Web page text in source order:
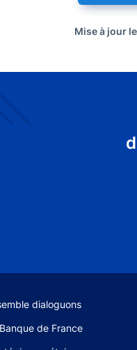
Mise à jour
navigation
dialoguons
de France